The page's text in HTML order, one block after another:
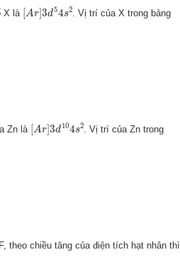
X là [Ar]3d54s2
[ A 3d 54s 2
. Vị trí của X trong bảng
IIA.
VIIA
Zn là [Ar]3d104s2
[ A 3d 10 4 s2
. Vị trí của Zn trong
nhóm IIA.
nhóm IIB.
theo chiều tăng của điện tích hạt nhân thì